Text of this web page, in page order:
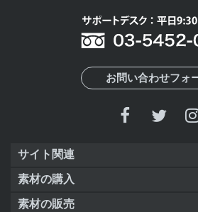
お問い合わせフォ
サイト関連
素材の購入
素材の販売